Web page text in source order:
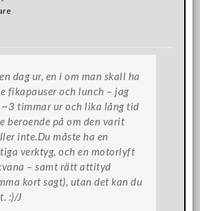
dag ur, en i om man skall ha
fikapauser och lunch – jag
timmar ur och lika lång tid
beroende på om den varit
inte.Du måste ha en
verktyg, och en motorlyft
– samt rätt attityd
kort sagt), utan det kan du
:)/J